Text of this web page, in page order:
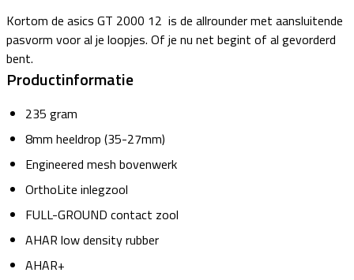
Kortom de asics GT 2000 12 is de allrounder met aansluitende
pasvorm voor al je loopjes. Of je nu net begint of al gevorderd
bent.
Productinformatie
235 gram
8mm heeldrop (35-27mm)
Engineered mesh bovenwerk
OrthoLite inlegzool
FULL-GROUND contact zool
AHAR low density rubber
AHAR+